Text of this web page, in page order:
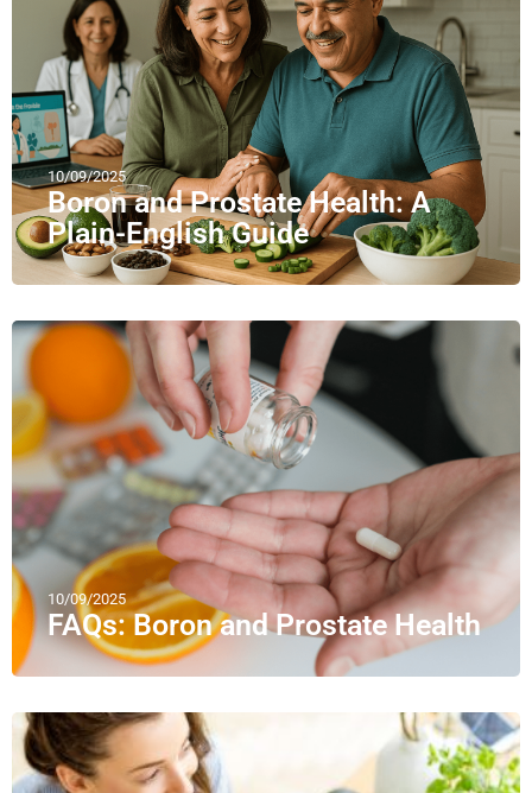
10/09/2025
Boron and Prostate Health: A
Plain-English Guide
10/09/2025
FAQs: Boron and Prostate Health